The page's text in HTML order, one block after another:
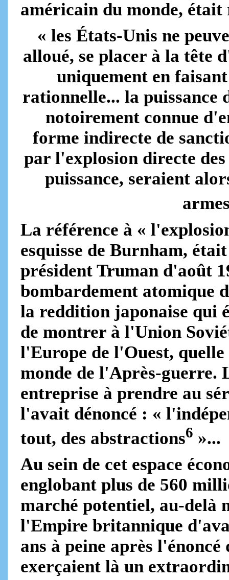
américain du monde,
« les États-Unis ne
alloué, se placer à la tête
uniquement en
rationnelle... la puissance
notoirement connue
forme indirecte de
par l'explosion directe
puissance, seraient
La référence à «
esquisse de Burnham,
président Truman d'août
bombardement atomique
la reddition japonaise qui
de montrer à l'Union
l'Europe de l'Ouest,
monde de l'Après-guerre.
entreprise à prendre au
l'avait dénoncé : «
tout, des abstractions6 »...
Au sein de cet espace
englobant plus de 560
marché potentiel, au-delà
l'Empire britannique
ans à peine après
exerçaient là un